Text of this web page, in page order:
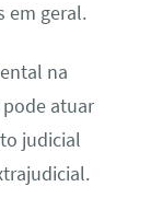
em geral.
na
atuar
judicial